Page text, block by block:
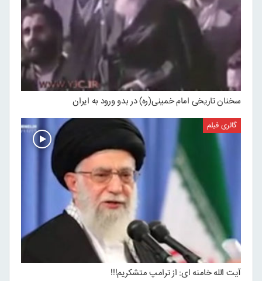
سخنان تاریخی امام خمینی(ره) در بدو ورود به ایران
گالری فیلم
آیت الله خامنه ای: از ترامپ متشکریم!!!